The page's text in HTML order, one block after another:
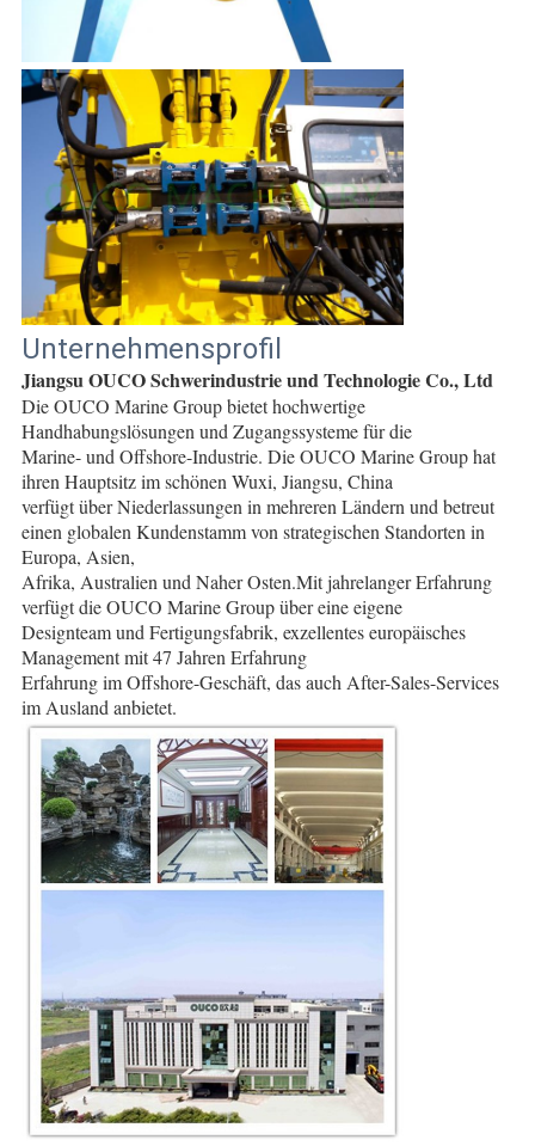
Unternehmensprofil
Jiangsu OUCO Schwerindustrie und Technologie Co., Ltd
Die OUCO Marine Group bietet hochwertige
Handhabungslösungen und Zugangssysteme für die
Marine- und Offshore-Industrie. Die OUCO Marine Group hat
ihren Hauptsitz im schönen Wuxi, Jiangsu, China
verfügt über Niederlassungen in mehreren Ländern und betreut
einen globalen Kundenstamm von strategischen Standorten in
Europa, Asien,
Afrika, Australien und Naher Osten.Mit jahrelanger Erfahrung
verfügt die OUCO Marine Group über eine eigene
Designteam und Fertigungsfabrik, exzellentes europäisches
Management mit 47 Jahren Erfahrung
Erfahrung im Offshore-Geschäft, das auch After-Sales-Services
im Ausland anbietet.